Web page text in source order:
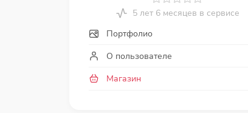
5 лет 6 месяцев в сервисе
Портфолио
О пользователе
Магазин